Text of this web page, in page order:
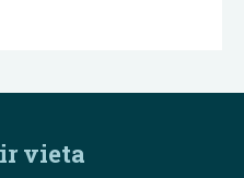
vieta